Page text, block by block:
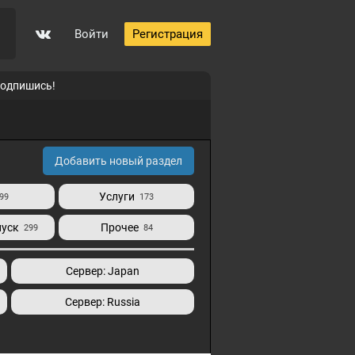
Войти Регистрация
Добавить новый раздел
Услуги 173
299 Прочее 84
Сервер: Japan
Сервер: Russia